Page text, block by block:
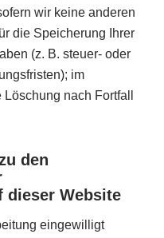
wir keine anderen
die Speicherung Ihrer
(z. B. steuer- oder
im
nach Fortfall
den
dieser Website
eingewilligt